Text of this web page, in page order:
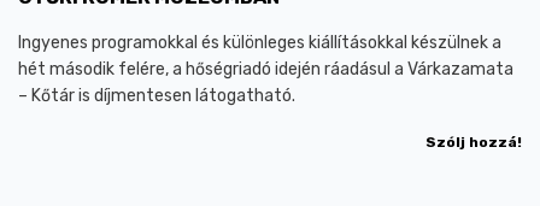
Ingyenes programokkal és különleges kiállításokkal készülnek a
hét második felére, a hőségriadó idején ráadásul a Várkazamata
– Kőtár is díjmentesen látogatható.
Szólj hozzá!